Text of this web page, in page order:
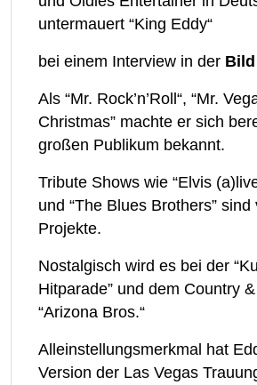
untermauert “King Eddy“
bei einem Interview in der
Als “Mr. Rock’n’Roll“, “Mr.
Christmas” machte er sich
großen Publikum bekannt.
Tribute Shows wie “Elvis
und “The Blues Brothers”
Projekte.
Nostalgisch wird es bei der
Hitparade” und dem Country
“Arizona Bros.“
Alleinstellungsmerkmal hat
Version der Las Vegas